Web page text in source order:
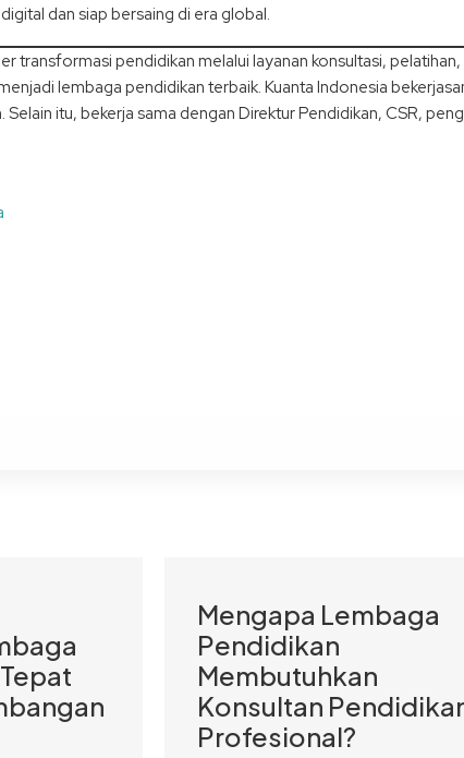
dan siap bersaing di era global.
transformasi pendidikan melalui layanan konsultasi, pelatihan,
lembaga pendidikan terbaik. Kuanta Indonesia
itu, bekerja sama dengan Direktur Pendidikan, CSR,
Mengapa Lembaga
Pendidikan
Membutuhkan
Konsultan
Profesional?